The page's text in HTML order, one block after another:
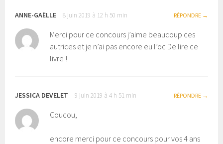
ANNE-GAËLLE 8 juin 2019 à 12 h 50 min RÉPONDRE
Merci pour ce concours j’aime beaucoup ces
autrices et je n’ai pas encore eu l’oc De lire ce
livre !
JESSICA DEVELET 9 juin 2019 à 4 h 51 min RÉPONDRE
Coucou,
encore merci pour ce concours pour vos 4 ans